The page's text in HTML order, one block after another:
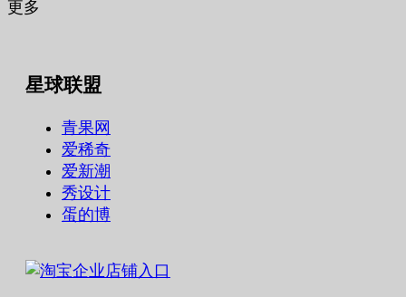
更多
星球联盟
青果网
爱稀奇
爱新潮
秀设计
蛋的博